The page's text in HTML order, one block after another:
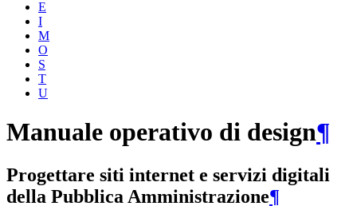
E
I
M
O
S
T
U
Manuale operativo di design¶
Progettare siti internet e servizi digitali
della Pubblica Amministrazione¶